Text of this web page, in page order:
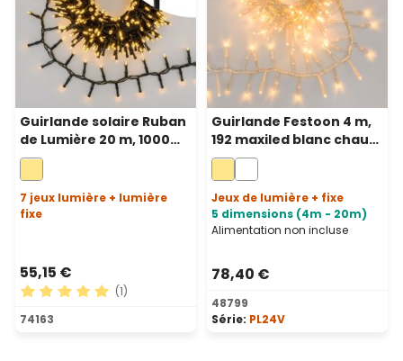
Guirlande solaire Ruban
de Lumière 20 m, 1000
led blanc chaud, Power
Bank avec recharge USB
7 jeux lumière + lumière
fixe
55,15 €
Note moyenne de 5 sur 5 étoiles
(1)
74163
Guirlande Festoon 4 m,
192 maxiled blanc chaud,
câble transparent,
prolongeable
Jeux de lumière + fixe
5 dimensions (4m - 20m)
Alimentation non incluse
78,40 €
48799
Série: PL24V